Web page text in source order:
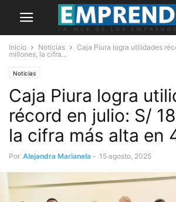
Inicio Noticias
Caja Piura logra utilidades
millones, la cifra...
Noticias
Caja Piura logra
récord en julio: S/
la cifra más alta en
Por Alejandra Marianela - 15 agosto, 2025